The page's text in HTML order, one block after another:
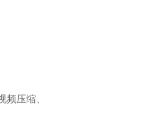
压缩、